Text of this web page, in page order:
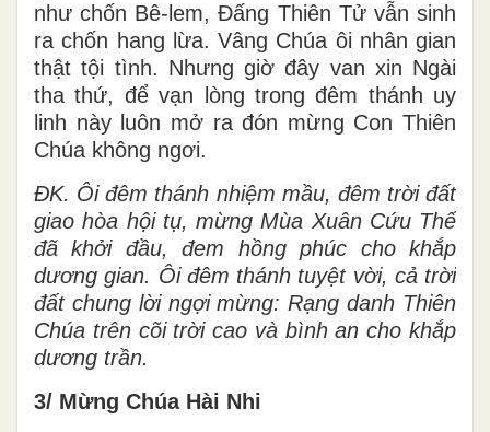
như chốn Bê-lem, Đấng Thiên Tử vẫn sinh
ra chốn hang lừa. Vâng Chúa ôi nhân gian
thật tội tình. Nhưng giờ đây van xin Ngài
tha thứ, để vạn lòng trong đêm thánh uy
linh này luôn mở ra đón mừng Con Thiên
Chúa không ngơi.
ĐK. Ôi đêm thánh nhiệm mầu, đêm trời đất
giao hòa hội tụ, mừng Mùa Xuân Cứu Thế
đã khởi đầu, đem hồng phúc cho khắp
dương gian. Ôi đêm thánh tuyệt vời, cả trời
đất chung lời ngợi mừng: Rạng danh Thiên
Chúa trên cõi trời cao và bình an cho khắp
dương trần.
3/ Mừng Chúa Hài Nhi